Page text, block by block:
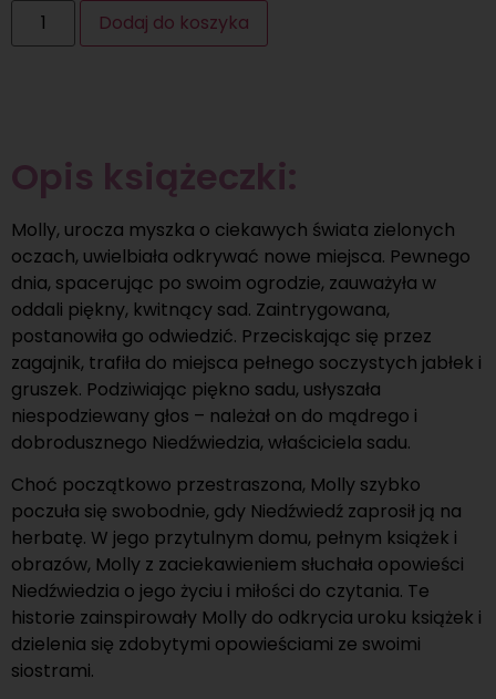
Dodaj do koszyka
Opis książeczki:
Molly, urocza myszka o ciekawych świata zielonych
oczach, uwielbiała odkrywać nowe miejsca. Pewnego
dnia, spacerując po swoim ogrodzie, zauważyła w
oddali piękny, kwitnący sad. Zaintrygowana,
postanowiła go odwiedzić. Przeciskając się przez
zagajnik, trafiła do miejsca pełnego soczystych jabłek i
gruszek. Podziwiając piękno sadu, usłyszała
niespodziewany głos – należał on do mądrego i
dobrodusznego Niedźwiedzia, właściciela sadu.
Choć początkowo przestraszona, Molly szybko
poczuła się swobodnie, gdy Niedźwiedź zaprosił ją na
herbatę. W jego przytulnym domu, pełnym książek i
obrazów, Molly z zaciekawieniem słuchała opowieści
Niedźwiedzia o jego życiu i miłości do czytania. Te
historie zainspirowały Molly do odkrycia uroku książek i
dzielenia się zdobytymi opowieściami ze swoimi
siostrami.